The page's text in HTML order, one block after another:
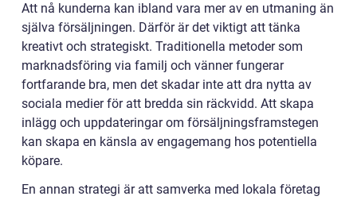
Att nå kunderna kan ibland vara mer av en utmaning än
själva försäljningen. Därför är det viktigt att tänka
kreativt och strategiskt. Traditionella metoder som
marknadsföring via familj och vänner fungerar
fortfarande bra, men det skadar inte att dra nytta av
sociala medier för att bredda sin räckvidd. Att skapa
inlägg och uppdateringar om försäljningsframstegen
kan skapa en känsla av engagemang hos potentiella
köpare.
En annan strategi är att samverka med lokala företag